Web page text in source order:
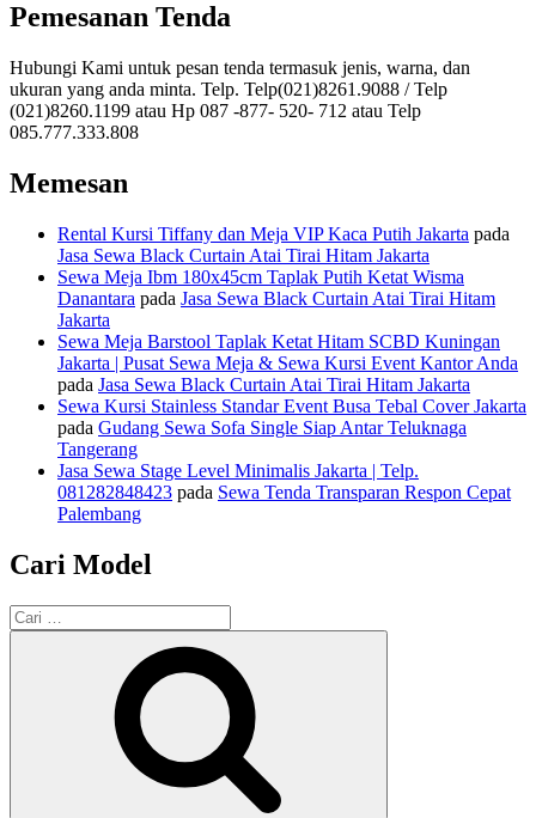
Pemesanan Tenda
Hubungi Kami untuk pesan tenda termasuk jenis, warna, dan
ukuran yang anda minta. Telp. Telp(021)8261.9088 / Telp
(021)8260.1199 atau Hp 087 -877- 520- 712 atau Telp
085.777.333.808
Memesan
Rental Kursi Tiffany dan Meja VIP Kaca Putih Jakarta pada
Jasa Sewa Black Curtain Atai Tirai Hitam Jakarta
Sewa Meja Ibm 180x45cm Taplak Putih Ketat Wisma
Danantara pada Jasa Sewa Black Curtain Atai Tirai Hitam
Jakarta
Sewa Meja Barstool Taplak Ketat Hitam SCBD Kuningan
Jakarta | Pusat Sewa Meja & Sewa Kursi Event Kantor Anda
pada Jasa Sewa Black Curtain Atai Tirai Hitam Jakarta
Sewa Kursi Stainless Standar Event Busa Tebal Cover Jakarta
pada Gudang Sewa Sofa Single Siap Antar Teluknaga
Tangerang
Jasa Sewa Stage Level Minimalis Jakarta | Telp.
081282848423 pada Sewa Tenda Transparan Respon Cepat
Palembang
Cari Model
Pencarian
untuk: